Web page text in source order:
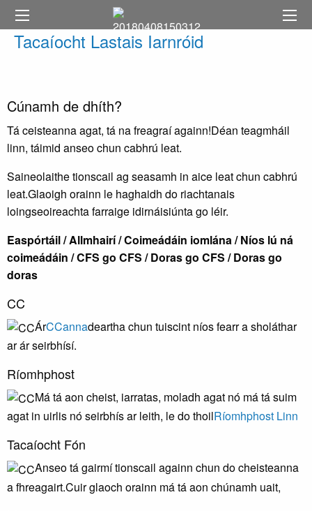
Tacaíocht Lastais Iarnróid
Cúnamh de dhíth?
Tá ceisteanna agat, tá na freagraí againn!Déan teagmháil
linn, táimid anseo chun cabhrú leat.
Saineolaithe tionscail ag seasamh in aice leat chun cabhrú
leat.Glaoigh orainn le haghaidh do riachtanais
loingseoireachta farraige idirnáisiúnta go léir.
Easpórtáil / Allmhairí / Coimeádáin iomlána / Níos lú ná
coimeádáin / CFS go CFS / Doras go CFS / Doras go
doras
CC
ÁrCCannadeartha chun tuiscint níos fearr a sholáthar
ar ár seirbhísí.
Ríomhphost
Má tá aon cheist, iarratas, moladh agat nó má tá suim
agat in uirlis nó seirbhís ar leith, le do thoilRíomhphost Linn
Tacaíocht Fón
Anseo tá gairmí tionscail againn chun do cheisteanna
a fhreagairt.Cuir glaoch orainn má tá aon chúnamh uait,